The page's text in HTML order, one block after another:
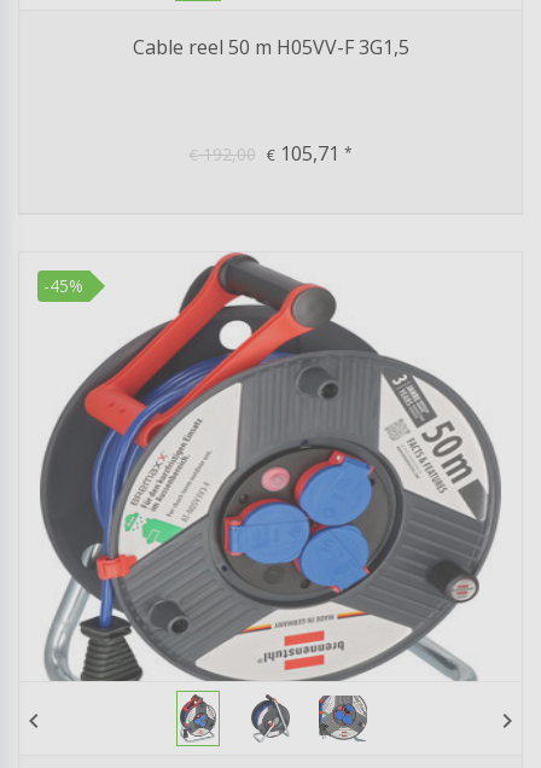
Cable reel 50 m H05VV-F 3G1,5
€192,00 €105,71 *
-45%
chevron_left chevron_right